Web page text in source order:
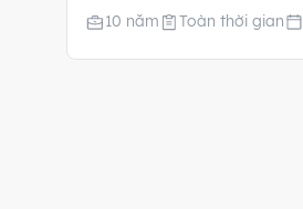
10 năm
Toàn thời gian